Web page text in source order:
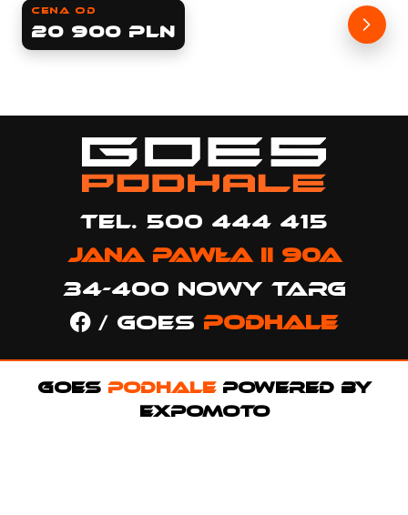
cena od
20 900 PLN
Tel. 500 444 415
Jana Pawła II 90a
34-400 Nowy Targ
/ GOES PODHALE
GOES PODHALEPOWERED BY
EXPOMOTO